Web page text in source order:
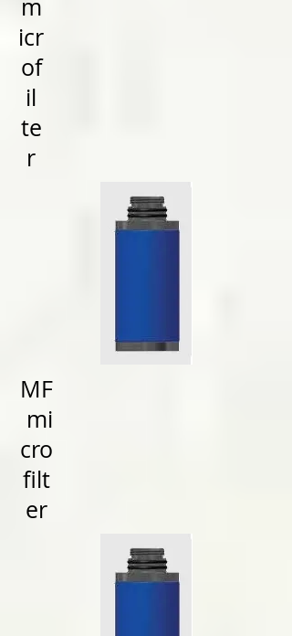
MF
mi
cro
filt
er
m
icr
of
il
te
r